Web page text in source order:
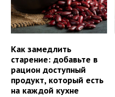
Как замедлить
старение: добавьте в
рацион доступный
продукт, который есть
на каждой кухне